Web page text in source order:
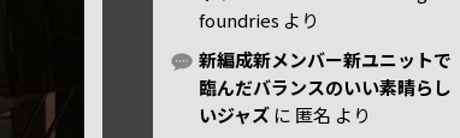
foundries より
新編成新メンバー新ユニットで
臨んだバランスのいい素晴らし
いジャズ に 匿名 より